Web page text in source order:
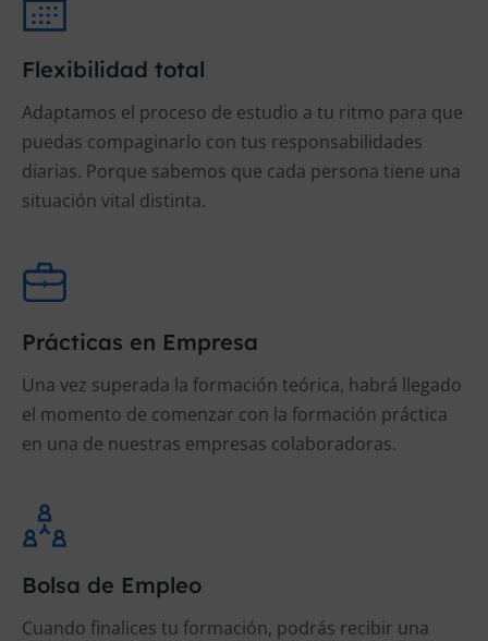
Flexibilidad total
Adaptamos el proceso de estudio a tu ritmo para que
puedas compaginarlo con tus responsabilidades
diarias. Porque sabemos que cada persona tiene una
situación vital distinta.
Prácticas en Empresa
Una vez superada la formación teórica, habrá llegado
el momento de comenzar con la formación práctica
en una de nuestras empresas colaboradoras.
Bolsa de Empleo
Cuando finalices tu formación, podrás recibir una